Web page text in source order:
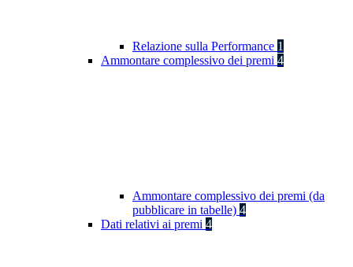
Relazione sulla Performance 1
Ammontare complessivo dei premi 4
Ammontare complessivo dei premi (da
pubblicare in tabelle) 4
Dati relativi ai premi 4